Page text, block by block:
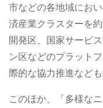
市などの各地域にお
済産業クラスターを
開発区、国家サービ
ン区などのプラット
際的な協力推進なども
このほか、「多様な